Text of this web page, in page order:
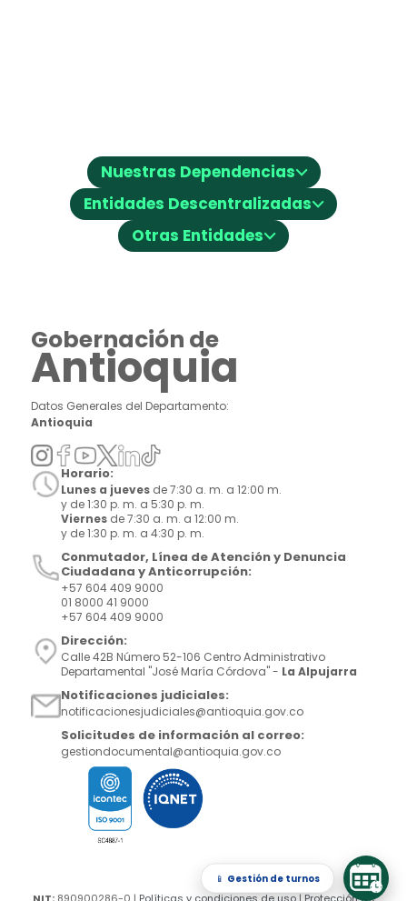
📱 Gestión de turnos
Nuestras Dependencias⌵
Entidades Descentralizadas⌵
Otras Entidades⌵
Gobernación de
Antioquia
Datos Generales del Departamento:
Antioquia
Horario:
Lunes a jueves de 7:30 a. m. a 12:00 m.
y de 1:30 p. m. a 5:30 p. m.
Viernes de 7:30 a. m. a 12:00 m.
y de 1:30 p. m. a 4:30 p. m.
Conmutador, Línea de Atención y Denuncia
Ciudadana y Anticorrupción:
+57 604 409 9000
01 8000 41 9000
+57 604 409 9000
Dirección:
Calle 42B Número 52-106 Centro Administrativo
Departamental "José María Córdova" - La Alpujarra
Notificaciones judiciales:
notificacionesjudiciales@antioquia.gov.co
Solicitudes de información al correo:
gestiondocumental@antioquia.gov.co